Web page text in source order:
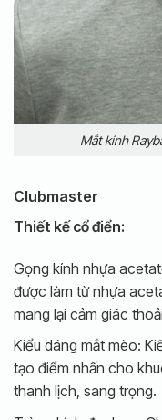
Mắt kính
Clubmaster
Thiết kế cổ điển:
Gọng kính nhựa
được làm từ nhựa
mang lại cảm giác
Kiểu dáng mắt mèo:
tạo điểm nhấn cho
thanh lịch, sang trọng.